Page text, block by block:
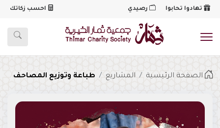
تهادوا تحابوا رصيدي احسب زكاتك
شعار
الصفحة الرئيسية المشاريع طباعة وتوزيع المصاحف